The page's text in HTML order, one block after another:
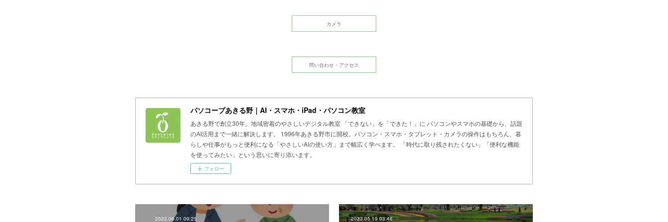
カメラ
問い合わせ・アクセス
パソコープあきる野｜AI・スマホ・iPad・パソコン教室
あきる野で創立30年。地域密着のやさしいデジタル教室 「できない」を「できた！」に パソコンやスマホの基礎から、話題
のAI活用まで一緒に解決します。 1996年あきる野市に開校。パソコン・スマホ・タブレット・カメラの操作はもちろん、暮
らしや仕事がもっと便利になる「やさしいAIの使い方」まで幅広く学べます。 「時代に取り残されたくない」「便利な機能
を使ってみたい」という思いに寄り添います。
フォロー
2023.06.01 09:25 2023.05.19 03:48